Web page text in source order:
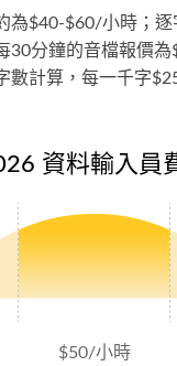
為$40-$60/小時；
30分鐘的音檔報價
數計算，每一千字
資料輸入員
$50/小時